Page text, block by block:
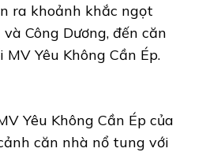
ra khoảnh khắc ngọt
Công Dương, đến căn
Yêu Không Cần Ép.
Yêu Không Cần Ép của
căn nhà nổ tung với